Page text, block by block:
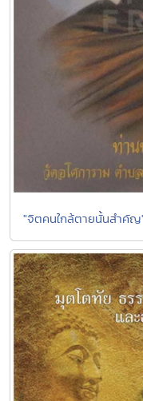
"จิตคนใกล้ตายนั้นสำคัญ